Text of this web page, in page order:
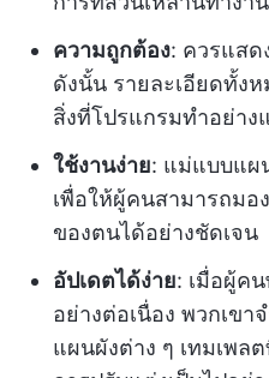
ความถูกต้อง: ควรแสด
ดังนั้น รายละเอียดทั้ง
สิ่งที่โปรแกรมทำอย่าง
ใช้งานง่าย: แม่แบบแผ
เพื่อให้ผู้คนสามารถมอ
ของตนได้อย่างชัดเจน
อัปเดตได้ง่าย: เมื่อผู้ค
อย่างต่อเนื่อง พวกเขา
แผนผังต่าง ๆ เทมเพล